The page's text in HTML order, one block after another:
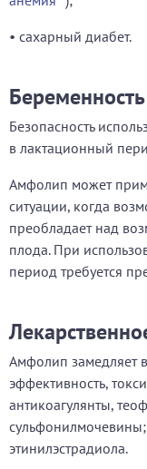
• сахарный диабет.
Беременность
Безопасность
в лактационный
Амфолип может
ситуации, когда
преобладает над
плода. При
период требуется
Амфолип замедляет
эффективность,
антикоагулянты,
этинилэстрадиола.